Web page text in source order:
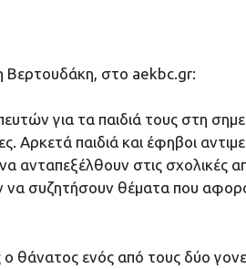
Βερτουδάκη, στο aekbc.gr:
για τα παιδιά τους στη
Αρκετά παιδιά και έφηβοι
ανταπεξέλθουν στις σχολικές
συζητήσουν θέματα που
ενός από τους δύο